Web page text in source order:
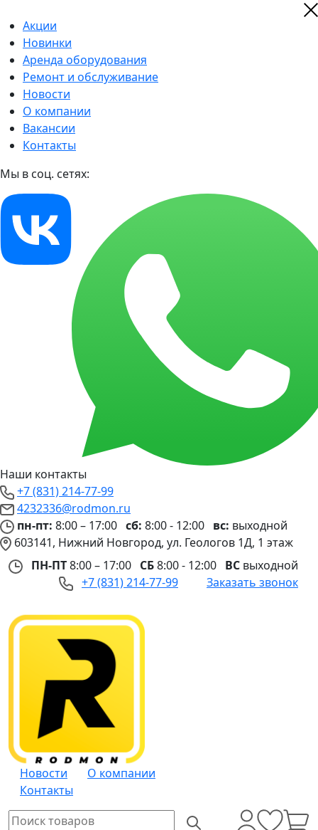
Акции
Новинки
Аренда оборудования
Ремонт и обслуживание
Новости
О компании
Вакансии
Контакты
Мы в соц. сетях:
Наши контакты
+7 (831) 214-77-99
4232336@rodmon.ru
пн-пт: 8:00 – 17:00 сб: 8:00 - 12:00 вс: выходной
603141, Нижний Новгород, ул. Геологов 1Д, 1 этаж
ПН-ПТ8:00 – 17:00 СБ8:00 - 12:00 ВС выходной
+7 (831) 214-77-99
Заказать звонок
Новости
О компании
Контакты